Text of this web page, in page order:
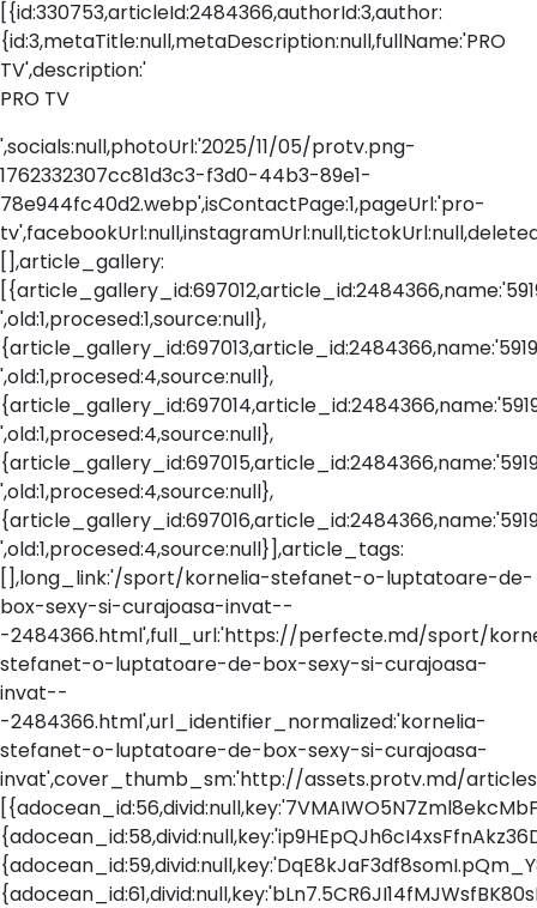
[{id:330753,articleId:2484366,authorId:3,author:
{id:3,metaTitle:null,metaDescription:null,fullName:'PRO
TV',description:'
PRO TV
',socials:null,photoUrl:'2025/11/05/protv.png-
1762332307cc81d3c3-f3d0-44b3-89e1-
78e944fc40d2.webp',isContactPage:1,pageUrl:'pro-
[],article_gallery:
',old:1,procesed:1,source:null},
',old:1,procesed:4,source:null},
',old:1,procesed:4,source:null},
',old:1,procesed:4,source:null},
',old:1,procesed:4,source:null}],article_tags:
[],long_link:'/sport/kornelia-stefanet-o-luptatoare-de-
box-sexy-si-curajoasa-invat--
-2484366.html',full_url:'https://perfecte.md/sport/
stefanet-o-luptatoare-de-box-sexy-si-curajoasa-
invat--
-2484366.html',url_identifier_normalized:'kornelia-
stefanet-o-luptatoare-de-box-sexy-si-curajoasa-
invat',cover_thumb_sm:'http://assets.protv.md/